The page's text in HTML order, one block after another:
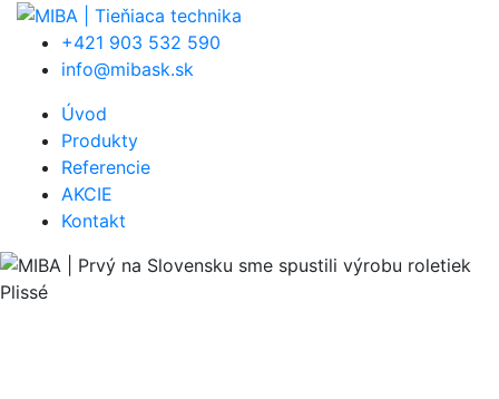
+421 903 532 590
info@mibask.sk
Úvod
Produkty
Referencie
AKCIE
Kontakt